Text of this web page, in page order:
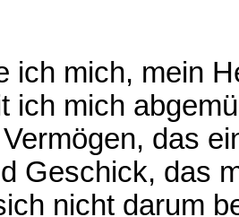
ich mich, mein
ich mich
das
Geschick, das
nicht darum